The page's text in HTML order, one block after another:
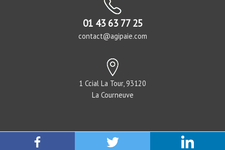
01 43 63 77 25
contact@agipaie.com
1 Ccial La Tour, 93120
La Courneuve